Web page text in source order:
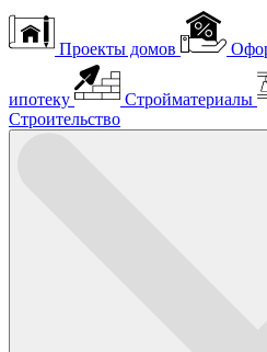
Проекты домов
ипотеку Стройматериалы
Строительство